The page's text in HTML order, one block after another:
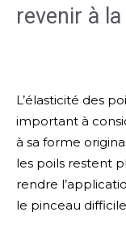
revenir à
L’élasticité des
important à
à sa forme
les poils restent
rendre
le pinceau